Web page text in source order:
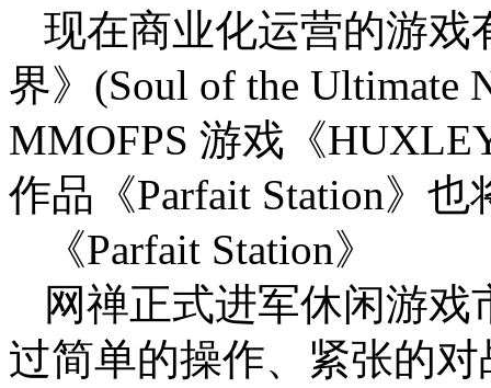
现在商业化运营的游
界》(Soul of the Ultimate
MMOFPS 游戏《
作品《Parfait Station》
《Parfait Station》
网禅正式进军休闲游
过简单的操作、紧张的